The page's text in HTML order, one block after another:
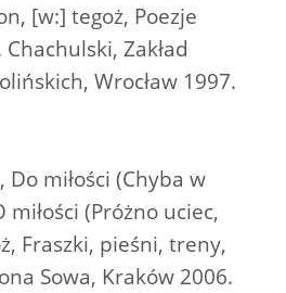
[w:] tegoż, Poezje
Zakład
Wrocław 1997.
Do miłości (Chyba w
miłości (Próżno uciec,
Fraszki, pieśni, treny,
Sowa, Kraków 2006.